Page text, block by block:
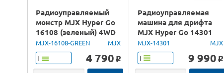
Радиоуправляемый
монстр MJX Hyper Go
16108 (зеленый) 4WD
2.4G LED 1/16 RTR
MJX-16108-GREEN MJX
Т 4 790 o
Радиоуправляемая
машина для дрифта
MJX Hyper Go 14301
Brushless 4WD 2.4G
LED 1/14 RTR
MJX-14301 MJX
Т 9 990 o